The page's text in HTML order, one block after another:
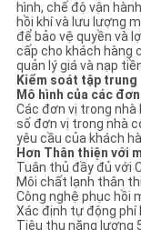
hình, chế độ vận
hồi khí và lưu lượng
để bảo vệ quyền và
cấp cho khách hàng
quản lý giá và nạp
Kiểm soát tập trung
Mô hình của các
Các đơn vị trong nhà
số đơn vị trong nhà
yêu cầu của khách
Hơn Thân thiện với
Tuân thủ đầy đủ với
Môi chất lạnh thân
Công nghệ phục hồi
Xác định tự động phí
Tiêu thụ năng lượng